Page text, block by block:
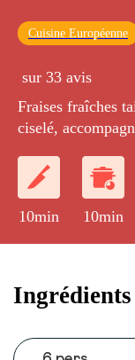
Cuisine Européenne
sur 33 avis
Fraises fraîches
ciselé,
10min 10min